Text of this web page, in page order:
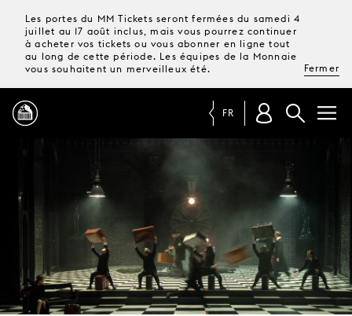
Les portes du MM Tickets seront fermées du samedi 4
juillet au 17 août inclus, mais vous pourrez continuer
à acheter vos tickets ou vous abonner en ligne tout
au long de cette période. Les équipes de la Monnaie
vous souhaitent un merveilleux été.
Fermer
MAGAZINE
TICKETS &
ABONNEMENTS
FR